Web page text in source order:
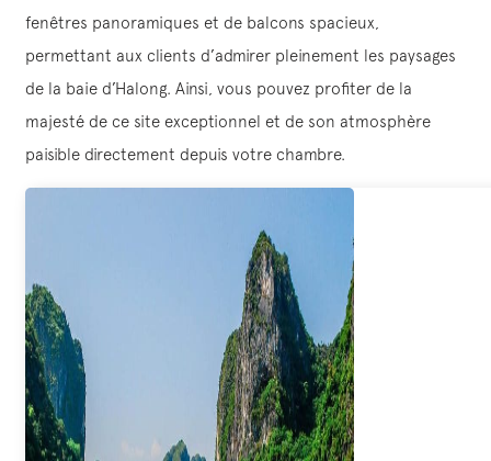
fenêtres panoramiques et de balcons spacieux,
permettant aux clients d’admirer pleinement les paysages
de la baie d’Halong. Ainsi, vous pouvez profiter de la
majesté de ce site exceptionnel et de son atmosphère
paisible directement depuis votre chambre.